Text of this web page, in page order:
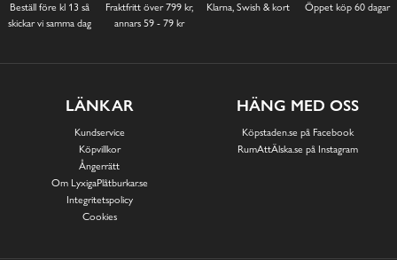
Beställ före kl 13 så
skickar vi samma dag
Fraktfritt över 799 kr,
annars 59 - 79 kr
Klarna, Swish & kort Öppet köp 60 dagar
LÄNKAR
Kundservice
Köpvillkor
Ångerrätt
Om LyxigaPlåtburkar.se
Integritetspolicy
Cookies
HÄNG MED OSS
Köpstaden.se på Facebook
RumAttÄlska.se på Instagram